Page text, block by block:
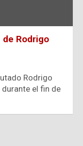
Rodrigo
Rodrigo
el fin de